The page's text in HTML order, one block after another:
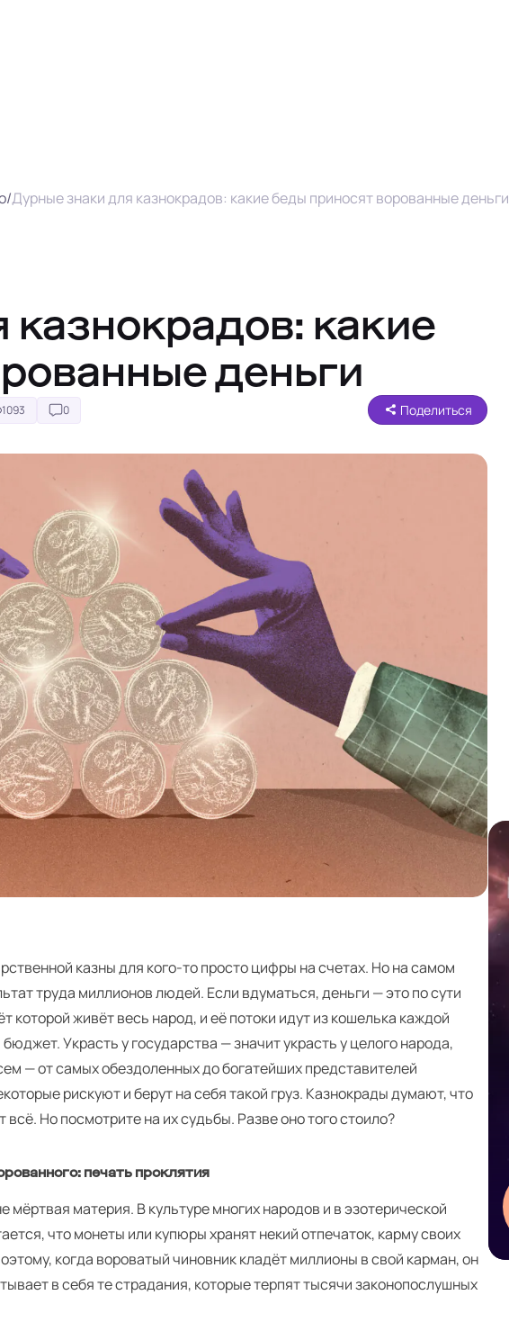
/Дурные знаки для казнокрадов: какие беды приносят ворованные деньги
какие
деньги
1093 0 Поделиться
казны для кого-то просто цифры на счетах. Но на самом
труда миллионов людей. Если вдуматься, деньги — это по сути
которой живёт весь народ, и её потоки идут из кошелька каждой
Украсть у государства — значит украсть у целого народа,
— от самых обездоленных до богатейших представителей
рискуют и берут на себя такой груз. Казнокрады думают, что
Но посмотрите на их судьбы. Разве оно того стоило?
печать проклятия
мёртвая материя. В культуре многих народов и в эзотерической
что монеты или купюры хранят некий отпечаток, карму своих
когда вороватый чиновник кладёт миллионы в свой карман, он
в себя те страдания, которые терпят тысячи законопослушных